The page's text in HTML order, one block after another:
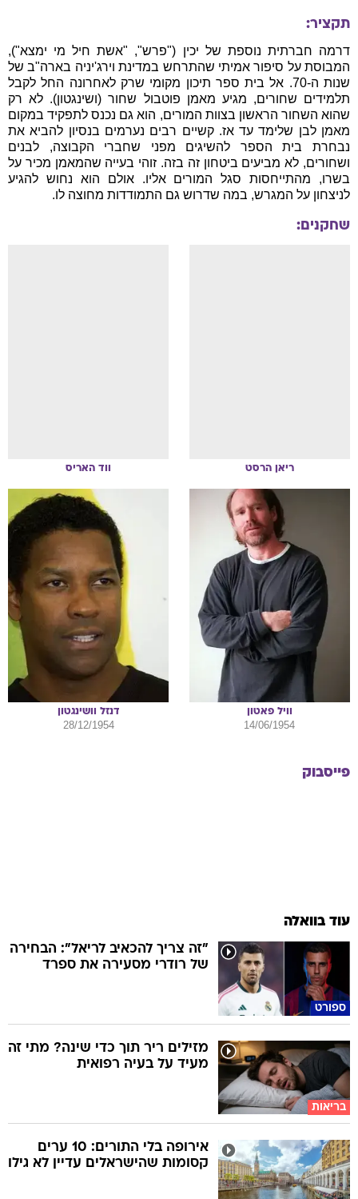
תקציר:
דרמה חברתית נוספת של יכין ("פרש", "אשת חיל מי ימצא"),
המבוסת על סיפור אמיתי שהתרחש במדינת וירג'יניה בארה"ב של
שנות ה-70. אל בית ספר תיכון מקומי שרק לאחרונה החל לקבל
תלמידים שחורים, מגיע מאמן פוטבול שחור (ושינגטון). לא רק
שהוא השחור הראשון בצוות המורים, הוא גם נכנס לתפקיד במקום
מאמן לבן שלימד עד אז. קשיים רבים נערמים בנסיון להביא את
נבחרת בית הספר להשיגים מפני שחברי הקבוצה, לבנים
ושחורים, לא מביעים ביטחון זה בזה. זוהי בעייה שהמאמן מכיר על
בשרו, מהתייחסות סגל המורים אליו. אולם הוא נחוש להגיע
לניצחון על המגרש, במה שדרוש גם התמודדות מחוצה לו.
שחקנים:
ריאן הרסט ווד האריס
וויל פאטון
14/06/1954
דנזל וושינגטון
28/12/1954
פייסבוק
עוד בוואלה
ספורט
"זה צריך להכאיב לריאל": הבחירה
של רודרי מסעירה את ספרד
בריאות
מזילים ריר תוך כדי שינה? מתי זה
מעיד על בעיה רפואית
אירופה בלי התורים: 10 ערים
קסומות שהישראלים עדיין לא גילו